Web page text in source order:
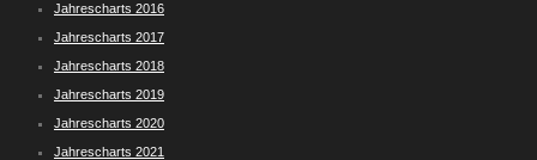
Jahrescharts 2016
Jahrescharts 2017
Jahrescharts 2018
Jahrescharts 2019
Jahrescharts 2020
Jahrescharts 2021